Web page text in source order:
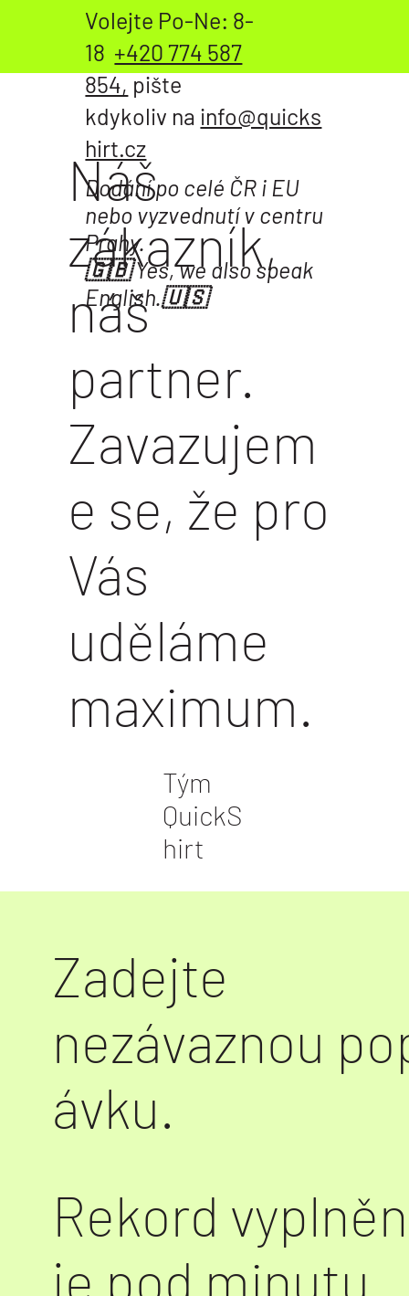
Volejte Po-Ne: 8-
18 +420 774 587
854, pište
kdykoliv na info@quicks
hirt.cz
Dodání po celé ČR i EU
nebo vyzvednutí v centru
Prahy.
🇬🇧 Yes, we also speak
English.🇺🇸
Náš
zákazník,
náš
partner.
Zavazujem
e se, že pro
Vás
uděláme
maximum.
Tým
QuickS
hirt
Zadejte
nezávaznou
ávku.
Rekord
je pod minutu.